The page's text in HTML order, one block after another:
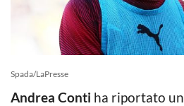
Spada/LaPresse
Andrea Conti ha riportato un